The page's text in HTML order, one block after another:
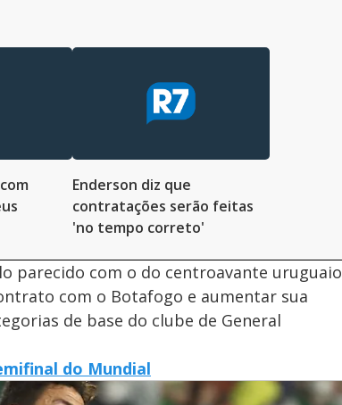
Enderson diz que
contratações serão feitas
'no tempo correto'
parecido com o do centroavante uruguaio
com o Botafogo e aumentar sua
de base do clube de General
do Mundial